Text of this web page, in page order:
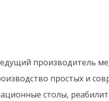
производитель
простых и
столы,